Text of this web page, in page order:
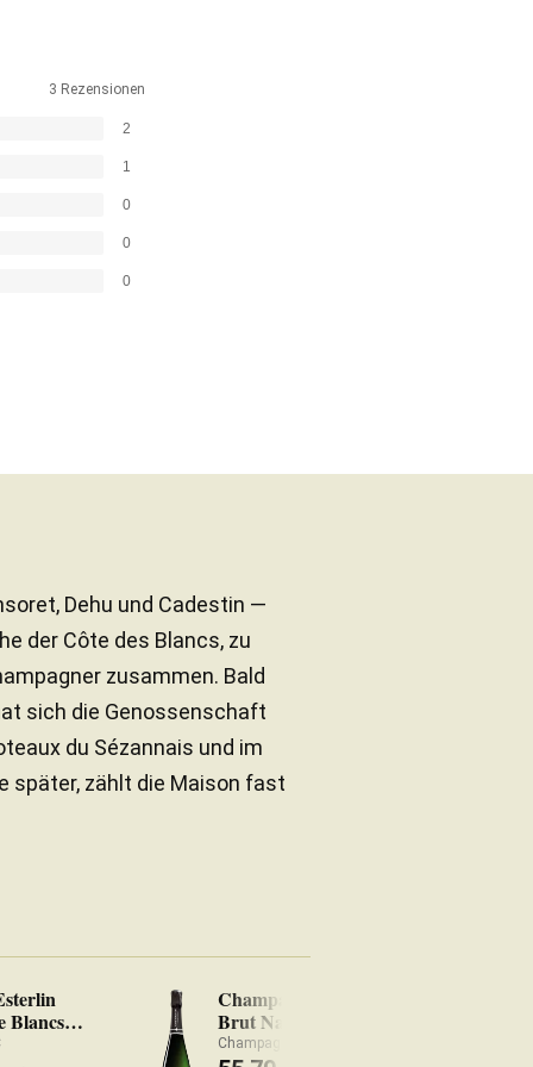
3 Rezensionen
2
1
0
0
0
Dehu und Cadestin —
der Côte des Blancs, zu
zusammen. Bald
sich die Genossenschaft
du Sézannais und im
später, zählt die Maison fast
Blancs
Champagne Esterlin
Brut Nature 2009
Champagne AOC